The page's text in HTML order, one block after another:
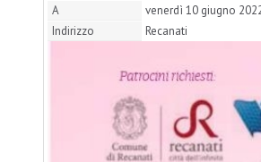
A
venerdì 10 giugno
Indirizzo
Recanati